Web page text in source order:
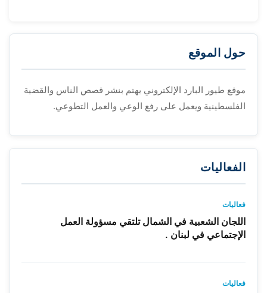
حول الموقع
موقع طيور البارد الإلكتروني يهتم بنشر قصص الناس والقضية
الفلسطينية ويعمل على رفع الوعي والعمل التطوعي.
الفعاليات
فعاليات
اللجان الشعبية في الشمال تلتقي مسؤولة العمل
الإجتماعي في لبنان .
فعاليات